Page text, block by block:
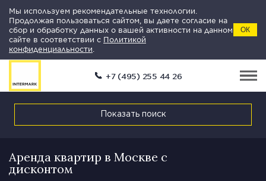
Мы используем рекомендательные технологии.
Продолжая пользоваться сайтом, вы даете согласие на
сбор и обработку данных о вашей активности на данном
сайте в соответствии с Политикой
конфиденциальности
ОК
+7 (495) 255 44 26
Показать поиск
Аренда квартир в Москве с
дисконтом